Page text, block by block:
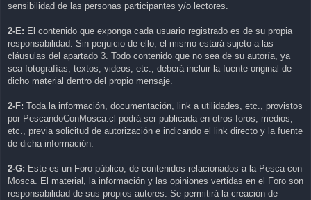
sensibilidad de las personas participantes y/o lectores.
2-E: El contenido que exponga cada usuario registrado es de su propia
responsabilidad. Sin perjuicio de ello, el mismo estará sujeto a las
cláusulas del apartado 3. Todo contenido que no sea de su autoría, ya
sea fotografías, textos, videos, etc., deberá incluir la fuente original de
dicho material dentro del propio mensaje.
2-F: Toda la información, documentación, link a utilidades, etc., provistos
por PescandoConMosca.cl podrá ser publicada en otros foros, medios,
etc., previa solicitud de autorización e indicando el link directo y la fuente
de dicha información.
2-G: Este es un Foro público, de contenidos relacionados a la Pesca con
Mosca. El material, la información y las opiniones vertidas en el Foro son
responsabilidad de sus propios autores. Se permitirá la creación de